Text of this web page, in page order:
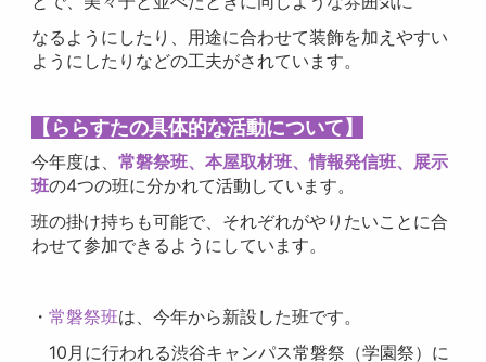
なるようにしたり、用途に合わせて装飾を加えやすい
ようにしたりなどの工夫がされています。
【ららすたの具体的な活動について】
今年度は、常磐祭班、本屋取材班、情報発信班、展示
班の4つの班に分かれて活動しています。
班の掛け持ちも可能で、それぞれがやりたいことに合
わせて参加できるようにしています。
・常磐祭班は、今年から新設した班です。
10月に行われる渋谷キャンパス常磐祭（学園祭）に